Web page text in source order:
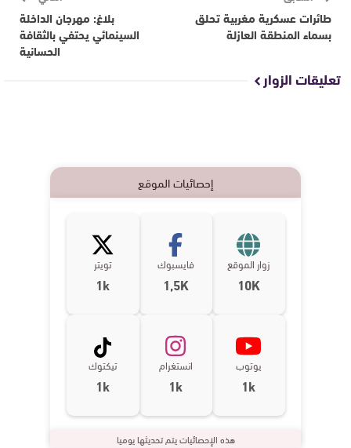
طائرات عسكرية مغربية تحلق
بسماء المنطقة العازلة
بلاغ: مهرجان الداخلة
السينمائي يحتفي بالثقافة
الحسانية
تعليقات الزوار
إحصائيات الموقع
زوار الموقع
10K
فايسبوك
1,5K
تويتر
1k
يوتوب
1k
انستغرام
1k
تيكتوك
1k
هذه الإحصائيات يتم تحديثها يوميا